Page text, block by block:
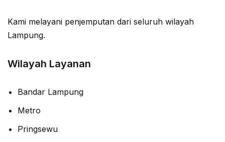
Kami melayani penjemputan dari seluruh wilayah
Lampung.
Wilayah Layanan
Bandar Lampung
Metro
Pringsewu